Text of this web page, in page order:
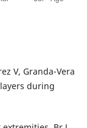
V, Granda-Vera
during